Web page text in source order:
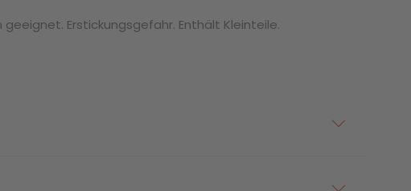
Erstickungsgefahr. Enthält Kleinteile.